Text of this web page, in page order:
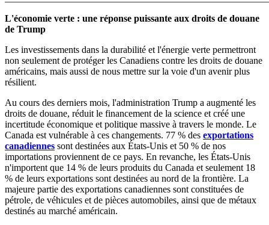
L'économie verte : une réponse puissante aux droits de douane
de Trump
Les investissements dans la durabilité et l'énergie verte permettront
non seulement de protéger les Canadiens contre les droits de douane
américains, mais aussi de nous mettre sur la voie d'un avenir plus
résilient.
Au cours des derniers mois, l'administration Trump a augmenté les
droits de douane, réduit le financement de la science et créé une
incertitude économique et politique massive à travers le monde. Le
Canada est vulnérable à ces changements. 77 % des exportations
canadiennes sont destinées aux États-Unis et 50 % de nos
importations proviennent de ce pays. En revanche, les États-Unis
n'importent que 14 % de leurs produits du Canada et seulement 18
% de leurs exportations sont destinées au nord de la frontière. La
majeure partie des exportations canadiennes sont constituées de
pétrole, de véhicules et de pièces automobiles, ainsi que de métaux
destinés au marché américain.